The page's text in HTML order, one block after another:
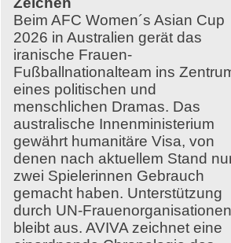
Beim AFC Women´s Asian Cup
2026 in Australien gerät das
iranische Frauen-
Fußballnationalteam ins
eines politischen und
menschlichen Dramas. Das
australische Innenministerium
gewährt humanitäre Visa, von
denen nach aktuellem Stand
zwei Spielerinnen Gebrauch
gemacht haben. Unterstützung
durch UN-Frauenorganisationen
bleibt aus. AVIVA zeichnet eine